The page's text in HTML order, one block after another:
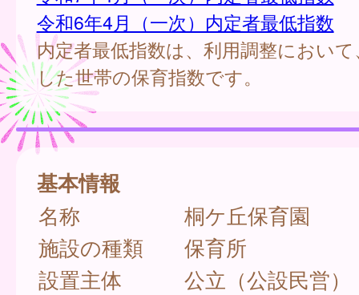
令和6年4月（一次）内定者最低指数
内定者最低指数は、利用調整におい
した世帯の保育指数です。
基本情報
名称
桐ケ丘保育園
施設の種類
保育所
設置主体
公立（公設民営）